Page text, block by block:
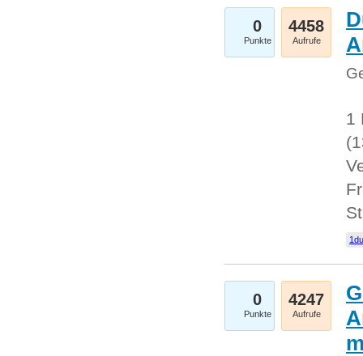
0
Punkte
4458
Aufrufe
1
0
Punkte
4247
Aufrufe